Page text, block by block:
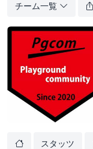
チーム一覧
スタッツ